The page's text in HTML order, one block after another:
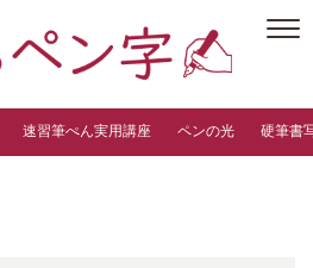
速習筆ぺん実用講座 ペンの光 硬筆書